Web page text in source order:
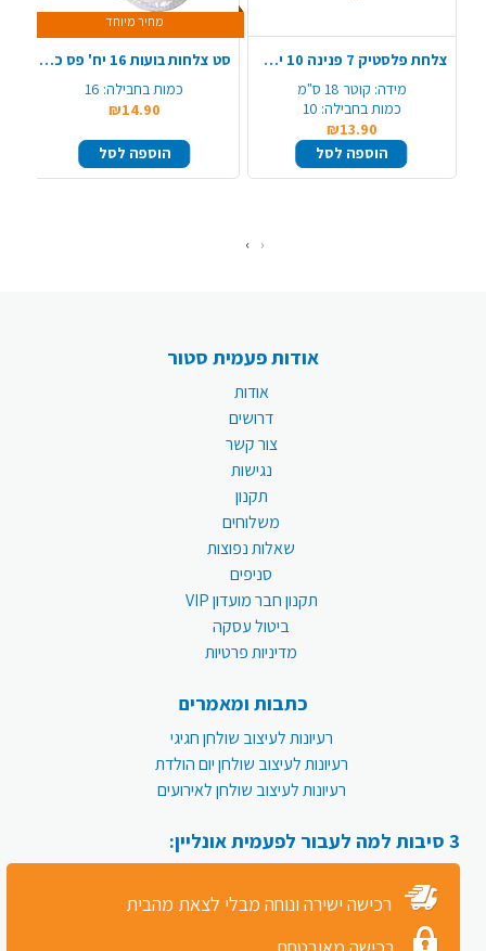
צלחת פלסטיק 7 פנינה 10 יח' - לבן זהב
מידה: קוטר 18 ס"מ
כמות בחבילה: 10
₪13.90
הוספה לסל
מחיר מיוחד
סט צלחות בועות 16 יח' פס כסף - שקוף
כמות בחבילה: 16
₪14.90
הוספה לסל
‹
›
אודות פעמית סטור
אודות
דרושים
צור קשר
נגישות
תקנון
משלוחים
שאלות נפוצות
סניפים
תקנון חבר מועדון VIP
ביטול עסקה
מדיניות פרטיות
כתבות ומאמרים
רעיונות לעיצוב שולחן חגיגי
רעיונות לעיצוב שולחן יום הולדת
רעיונות לעיצוב שולחן לאירועים
3 סיבות למה לעבור לפעמית אונליין:
רכישה ישירה ונוחה מבלי לצאת מהבית